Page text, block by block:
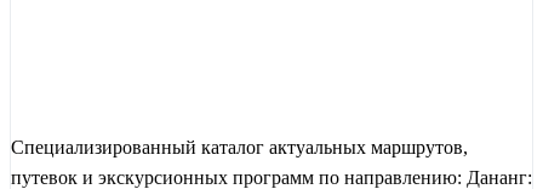
Специализированный каталог актуальных маршрутов,
путевок и экскурсионных программ по направлению: Дананг: